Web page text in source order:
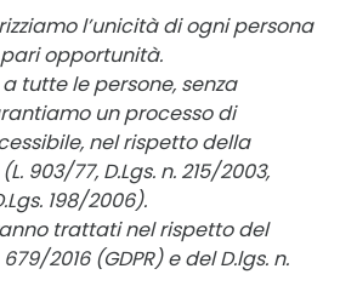
l’unicità di ogni persona
opportunità.
tutte le persone, senza
un processo di
nel rispetto della
903/77, D.Lgs. n. 215/2003,
198/2006).
trattati nel rispetto del
2016 (GDPR) e del D.lgs. n.